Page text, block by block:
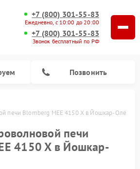
+7 (800) 301-55-83
Ежедневно, с 10:00 до 20:00
+7 (800) 301-55-83
Звонок бесплатный по РФ
Позвонить
печи Blomberg MEE 4150 X в Йошкар-Оле
печи
4150 X в Йошкар-